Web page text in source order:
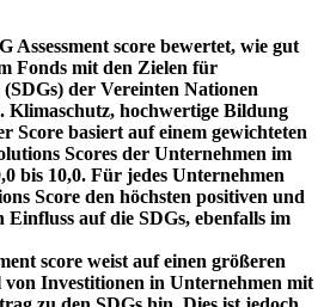
Assessment score bewertet, wie gut
Fonds mit den Zielen für
der Vereinten Nationen
Klimaschutz, hochwertige Bildung
Score basiert auf einem gewichteten
Scores der Unternehmen im
bis 10,0. Für jedes Unternehmen
Score den höchsten positiven und
Einfluss auf die SDGs, ebenfalls im
score weist auf einen größeren
Investitionen in Unternehmen mit